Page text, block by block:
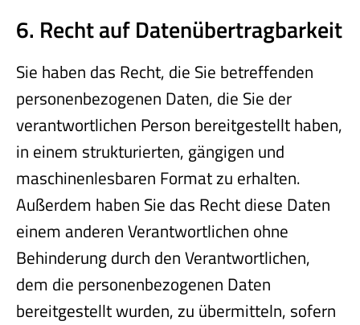
6. Recht auf Datenübertragbarkeit
Sie haben das Recht, die Sie betreffenden
personenbezogenen Daten, die Sie der
verantwortlichen Person bereitgestellt haben,
in einem strukturierten, gängigen und
maschinenlesbaren Format zu erhalten.
Außerdem haben Sie das Recht diese Daten
einem anderen Verantwortlichen ohne
Behinderung durch den Verantwortlichen,
dem die personenbezogenen Daten
bereitgestellt wurden, zu übermitteln, sofern